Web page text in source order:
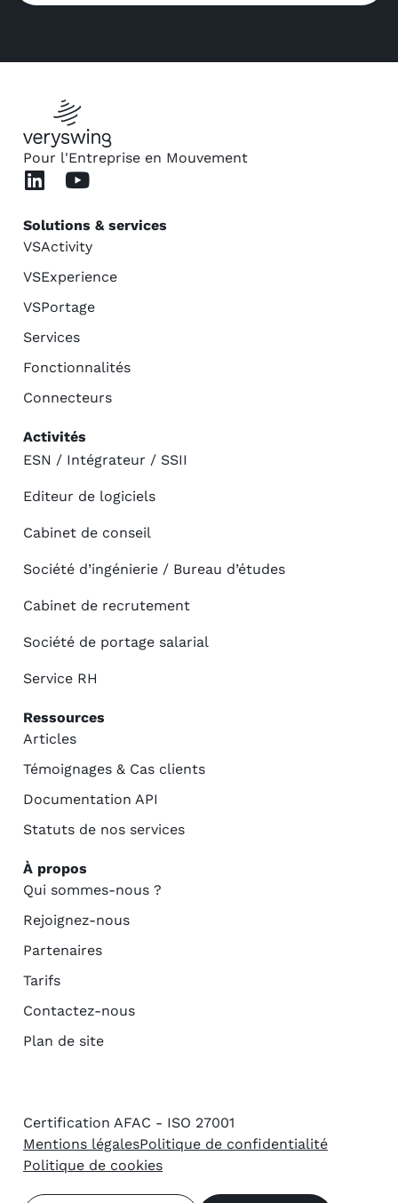
Pour l'Entreprise en Mouvement
Solutions & services
VSActivity
VSExperience
VSPortage
Services
Fonctionnalités
Connecteurs
Activités
ESN / Intégrateur / SSII
Editeur de logiciels
Cabinet de conseil
Société d’ingénierie / Bureau d’études
Cabinet de recrutement
Société de portage salarial
Service RH
Ressources
Articles
Témoignages & Cas clients
Documentation API
Statuts de nos services
À propos
Qui sommes-nous ?
Rejoignez-nous
Partenaires
Tarifs
Contactez-nous
Plan de site
Certification AFAC - ISO 27001
Mentions légalesPolitique de confidentialité
Politique de cookies